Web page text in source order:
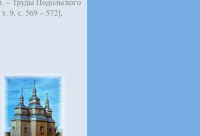
9, с. 569 – 572].